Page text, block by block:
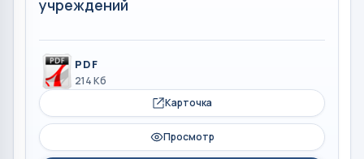
учреждений
PDF
214 Кб
Карточка
Просмотр